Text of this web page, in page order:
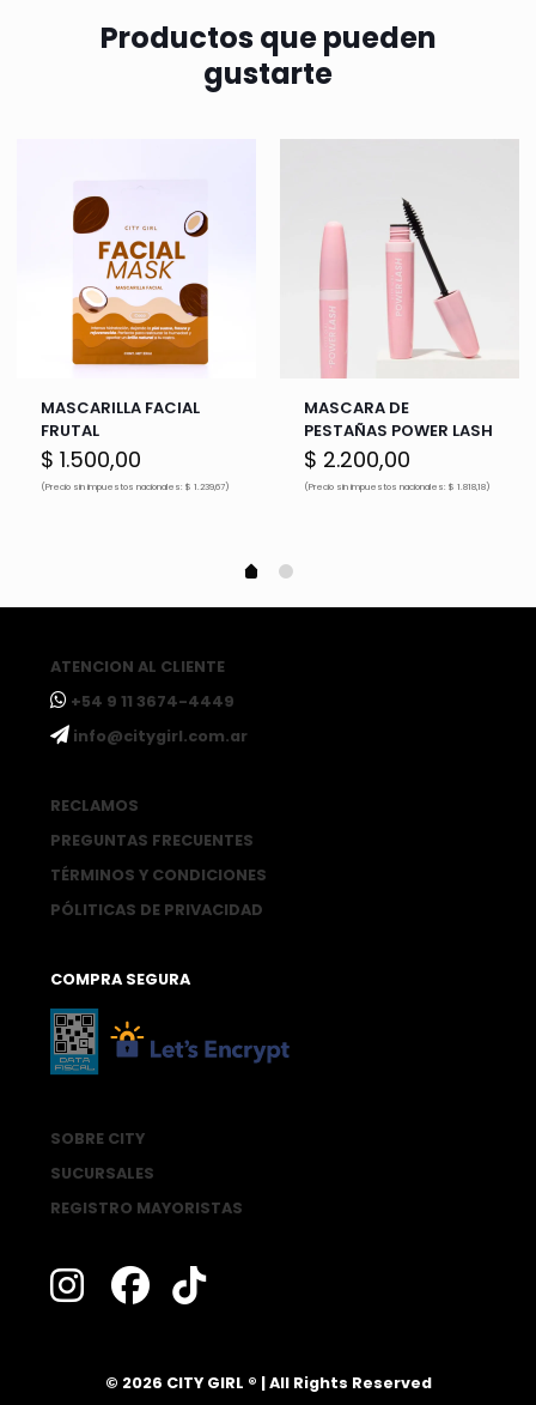
Productos que pueden
gustarte
MASCARILLA FACIAL
FRUTAL
$ 1.500,00
(Precio sin impuestos nacionales: $ 1.239,67)
MASCARA DE
PESTAÑAS POWER LASH
$ 2.200,00
(Precio sin impuestos nacionales: $ 1.818,18)
ATENCION AL CLIENTE
ㅤ+54 9 11 3674-4449
ㅤinfo@citygirl.com.ar
RECLAMOS
PREGUNTAS FRECUENTES
TÉRMINOS Y CONDICIONES
PÓLITICAS DE PRIVACIDAD
COMPRA SEGURA
SOBRE CITY
SUCURSALES
REGISTRO MAYORISTAS
© 2026 CITY GIRL ® | All Rights Reserved